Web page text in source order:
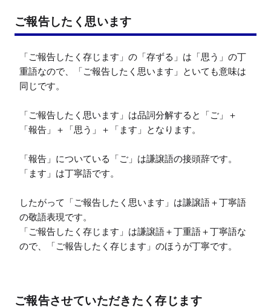
ご報告したく思います
「ご報告したく存じます」の「存ずる」は「思う」の丁
重語なので、「ご報告したく思います」といても意味は
同じです。
「ご報告したく思います」は品詞分解すると「ご」＋
「報告」＋「思う」＋「ます」となります。
「報告」についている「ご」は謙譲語の接頭辞です。
「ます」は丁寧語です。
したがって「ご報告したく思います」は謙譲語＋丁寧語
の敬語表現です。
「ご報告したく存じます」は謙譲語＋丁重語＋丁寧語な
ので、「ご報告したく存じます」のほうが丁寧です。
ご報告させていただきたく存じます